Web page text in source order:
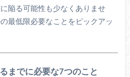
陥る可能性も少なくありませ
最低限必要なことをピックアッ
までに必要な7つのこと